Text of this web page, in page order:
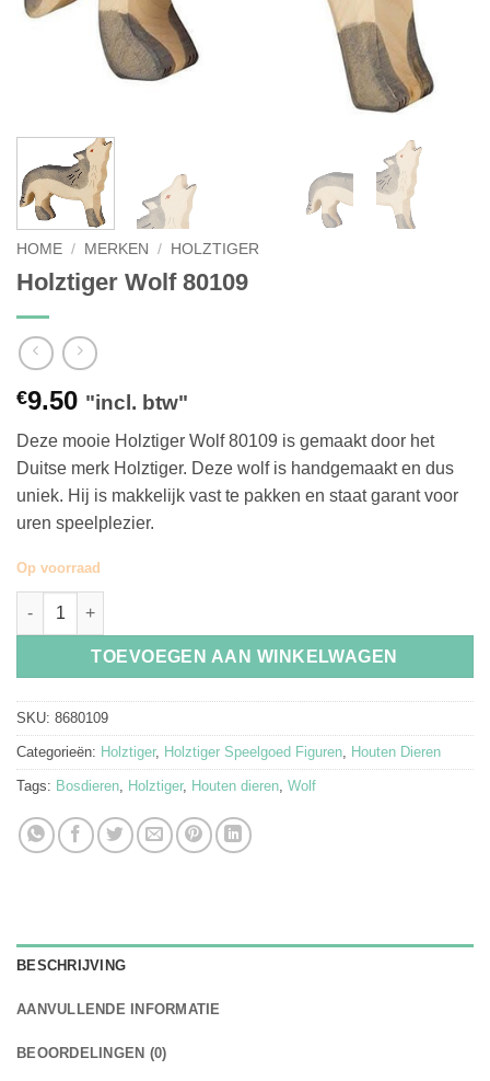
HOME / MERKEN / HOLZTIGER
Holztiger Wolf 80109
€9.50 "incl. btw"
Deze mooie Holztiger Wolf 80109 is gemaakt door het
Duitse merk Holztiger. Deze wolf is handgemaakt en dus
uniek. Hij is makkelijk vast te pakken en staat garant voor
uren speelplezier.
Op voorraad
Holztiger Wolf 80109 aantal
TOEVOEGEN AAN WINKELWAGEN
SKU: 8680109
Categorieën: Holztiger, Holztiger Speelgoed Figuren Houten Dieren
Tags: Bosdieren Holztiger, Houten dieren Wolf
BESCHRIJVING
AANVULLENDE INFORMATIE
BEOORDELINGEN (0)